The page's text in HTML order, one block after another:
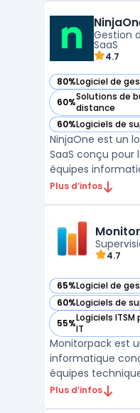
pour les
50 V ...
Gestion
SaaS
4.7
80%Logiciel de
— voir NinjaOne
60%Solutions de
distance
— voir NinjaOne
60%Logiciels de
— voir NinjaOne
NinjaOne est un logiciel de
SaaS conçu pour
équipes
centralise la
piloter des parcs
consol ...
Plus d’infos
4.7
65%Logiciel de
— voir
60%Logiciels de
— voir
55%Logiciels
IT
— voir
Monitorpack est
informatique
équipes
performance et
Plus d’infos